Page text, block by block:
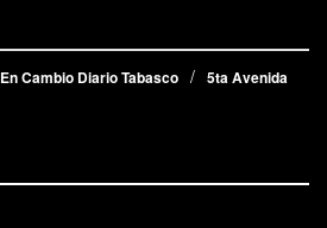
En Cambio Diario Tabasco
5ta Avenida